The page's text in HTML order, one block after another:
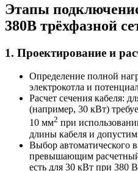
Этапы
380В трёхфазной
1. Проектирование и
Определение полной
электрокотла и
Расчет сечения кабеля:
(например, 30 кВт)
10 мм2 при
длины кабеля и
Выбор автоматического
превышающим
есть для 30 кВт при 380